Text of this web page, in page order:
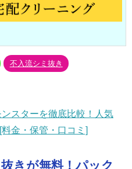
不入流シミ抜き
スターを徹底比較！人気
金・保管・口コミ]
きが無料！パック